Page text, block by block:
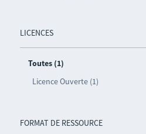
LICENCES
Toutes (1)
Licence Ouverte (1)
FORMAT DE RESSOURCE